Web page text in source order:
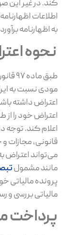
کند. در غیر این
اطلاعات
به اظهارنامه
نحوه
طبق
مودی نسبت به
اعتراض خود را از
اعلام کند. توجه
قانونی، مجازات
می‌تواند اعتراض
مانند مشمول
پرونده مالیاتی
مالیاتی بررسی و
پرداخت